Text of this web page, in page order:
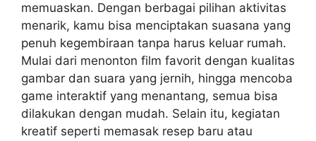
memuaskan. Dengan berbagai pilihan aktivitas
menarik, kamu bisa menciptakan suasana yang
penuh kegembiraan tanpa harus keluar rumah.
Mulai dari menonton film favorit dengan kualitas
gambar dan suara yang jernih, hingga mencoba
game interaktif yang menantang, semua bisa
dilakukan dengan mudah. Selain itu, kegiatan
kreatif seperti memasak resep baru atau